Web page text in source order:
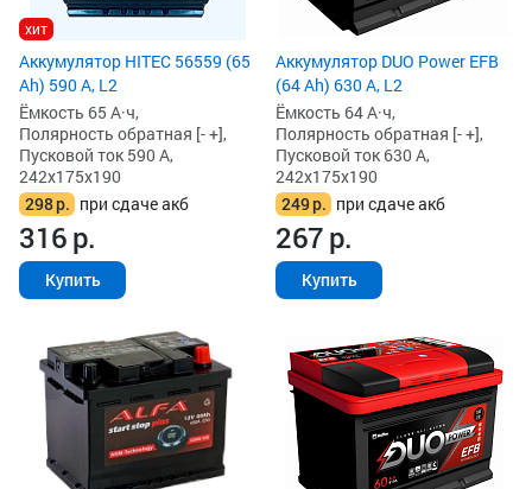
хит
Аккумулятор HITEC 56559 (65
Ah) 590 А, L2
Ёмкость 65 А·ч,
Полярность обратная [- +],
Пусковой ток 590 А,
242x175x190
298р. при сдаче акб
316р.
Купить
Аккумулятор DUO Power EFB
(64 Ah) 630 А, L2
Ёмкость 64 А·ч,
Полярность обратная [- +],
Пусковой ток 630 А,
242x175x190
249р. при сдаче акб
267р.
Купить